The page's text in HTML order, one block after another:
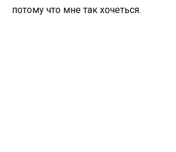
потому что мне так хочеться.